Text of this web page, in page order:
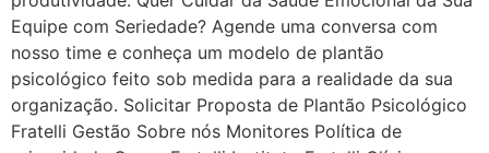
Equipe com Seriedade? Agende uma conversa com
nosso time e conheça um modelo de plantão
psicológico feito sob medida para a realidade da sua
organização. Solicitar Proposta de Plantão Psicológico
Fratelli Gestão Sobre nós Monitores Política de